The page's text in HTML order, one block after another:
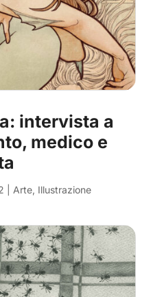
intervista a
medico e
Arte, Illustrazione